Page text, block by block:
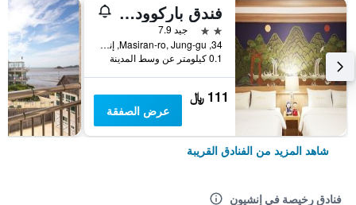
فندق باركوود إنتشون إيربورت
2 نجمتين
جيد 7.9
34, Masiran-ro, Jung-gu, إنشيون, كوريا الجنوبية
0.1 كيلومتر عن وسط المدينة
111 ﷼
عرض الصفقة
شاهد المزيد من الفنادق القريبة
فنادق رخيصة في إنشيون